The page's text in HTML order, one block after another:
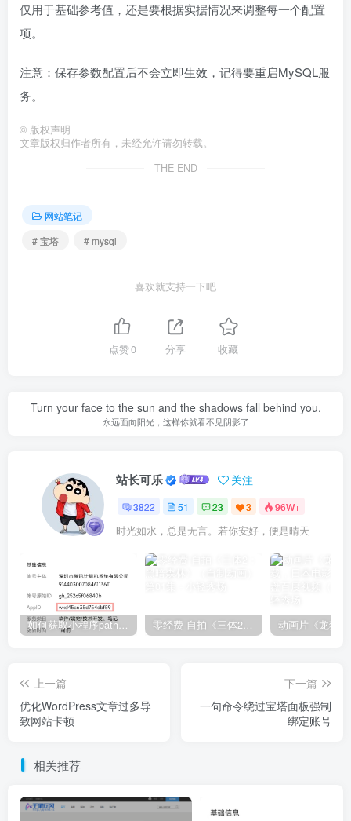
仅用于基础参考值，还是要根据实据情况来调整每一个配置
项。
注意：保存参数配置后不会立即生效，记得要重启MySQL服
务。
© 版权声明
文章版权归作者所有，未经允许请勿转载。
THE END
网站笔记
# 宝塔
# mysql
喜欢就支持一下吧
点赞0 分享 收藏
Turn your face to the sun and the shadows fall behind you.
永远面向阳光，这样你就看不见阴影了
站长可乐 关注
3822 51 23 3 96W+
时光如水，总是无言。若你安好，便是晴天
如何获取小程序path路径链接？ 零经费 自拍《三体2：黑暗森林》（自制动画）第01集
上一篇
优化WordPress文章过多导
致网站卡顿
下一篇
一句命令绕过宝塔面板强制
绑定账号
相关推荐